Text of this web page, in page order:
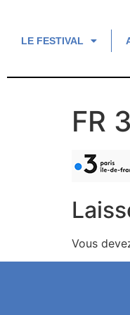
LE FESTIVAL
FR 3
Vous